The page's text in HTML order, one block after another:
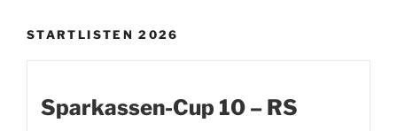
STARTLISTEN 2026
Sparkassen-Cup 10 – RS